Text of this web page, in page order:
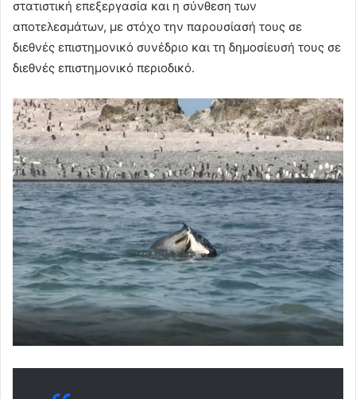
στατιστική επεξεργασία και η σύνθεση των
αποτελεσμάτων, με στόχο την παρουσίασή τους σε
διεθνές επιστημονικό συνέδριο και τη δημοσίευσή τους σε
διεθνές επιστημονικό περιοδικό.